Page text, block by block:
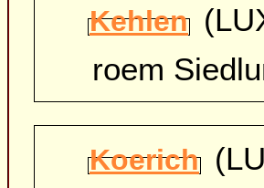
Kehlen
roem
Koerich